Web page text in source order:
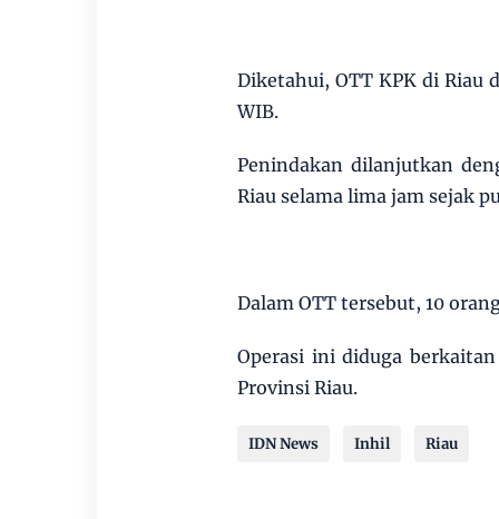
Diketahui, OTT KPK di Riau
WIB.
Penindakan dilanjutkan
Riau selama lima jam sejak
Dalam OTT tersebut, 10
Operasi ini diduga
Provinsi Riau.
IDN News Inhil Riau